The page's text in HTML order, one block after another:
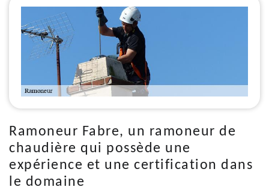
Ramoneur Fabre, un ramoneur de
chaudière qui possède une
expérience et une certification dans
le domaine